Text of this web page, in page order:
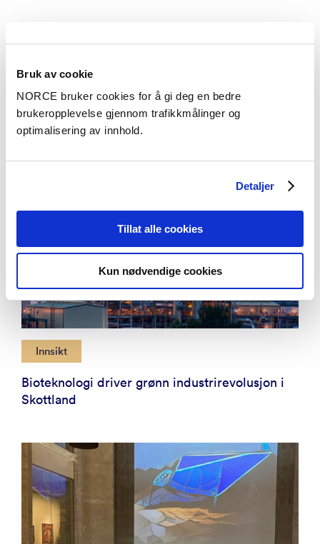
Bruk av cookie
NORCE bruker cookies for å gi deg en bedre
brukeropplevelse gjennom trafikkmålinger og
optimalisering av innhold.
Detaljer
Tillat alle cookies
Kun nødvendige cookies
Aktuelt
Innsikt
Bioteknologi driver grønn industrirevolusjon i
Skottland